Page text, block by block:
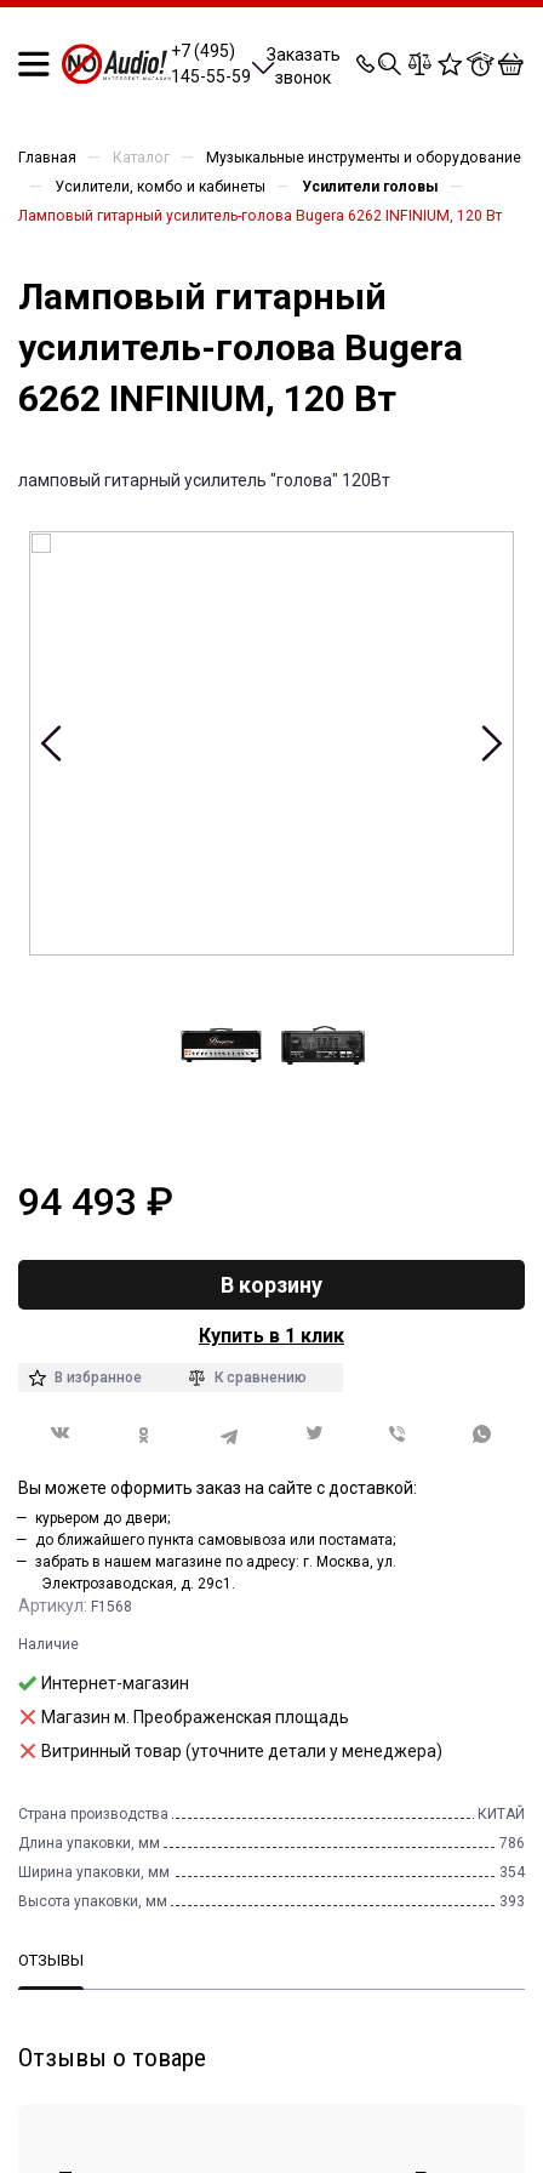
+7 (495)
145-55-59
Заказать
звонок
0 0 0 0
Главная — Каталог — Музыкальные инструменты и оборудование
— Усилители, комбо и кабинеты — Усилители головы —
Ламповый гитарный усилитель-голова Bugera 6262 INFINIUM, 120 Вт
Ламповый гитарный
усилитель-голова Bugera
6262 INFINIUM, 120 Вт
ламповый гитарный усилитель "голова" 120Вт
Артикул: F1568
Наличие
Интернет-магазин
Магазин м. Преображенская площадь
Витринный товар (уточните детали у менеджера)
Страна производства
КИТАЙ
Длина упаковки, мм
786
Ширина упаковки, мм
354
Высота упаковки, мм
393
94 493 ₽
В корзину
Купить в 1 клик
В избранное К сравнению
Вы можете оформить заказ на сайте с доставкой:
курьером до двери;
до ближайшего пункта самовывоза или постамата;
забрать в нашем магазине по адресу: г. Москва, ул.
Электрозаводская, д. 29с1.
ОТЗЫВЫ
Отзывы о товаре